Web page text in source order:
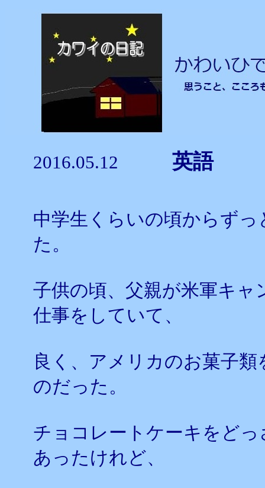
2016.05.12 英語
中学生くらいの頃からず
た。
子供の頃、父親が米軍キ
仕事をしていて、
良く、アメリカのお菓子
のだった。
チョコレートケーキをど
あったけれど、